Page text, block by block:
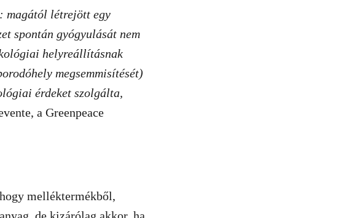
magától létrejött egy
spontán gyógyulását nem
helyreállításnak
megsemmisítését)
érdeket szolgálta,
a Greenpeace
melléktermékből,